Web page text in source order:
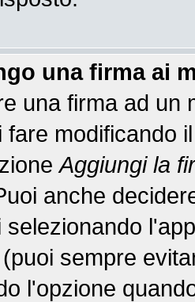
una firma ai
una firma ad un
fare modificando
Aggiungi la
anche
selezionando
sempre
l'opzione